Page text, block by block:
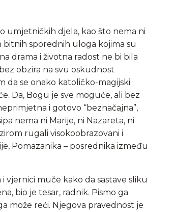
umjetničkih djela, kao što nema ni
bitnih sporednih uloga kojima su
drama i životna radost ne bi bila
obzira na svu oskudnost
da se onako katoličko-magijski
Da, Bogu je sve moguće, ali bez
i gotovo “beznačajna”,
nema ni Marije, ni Nazareta, ni
rugali visokoobrazovani i
Pomazanika – posrednika između
vjernici muče kako da sastave sliku
bio je tesar, radnik. Pismo ga
može reći. Njegova pravednost je